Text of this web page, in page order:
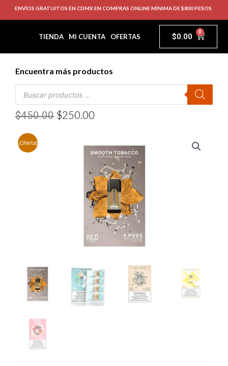
ENVÍOS GRATUITOS EN CDMX EN COMPRAS ONLINE MÍNIMA DE $800 PESOS.
TIENDA MI CUENTA OFERTAS $0.00 0
Encuentra más productos
$450.00 $250.00
¡Oferta!